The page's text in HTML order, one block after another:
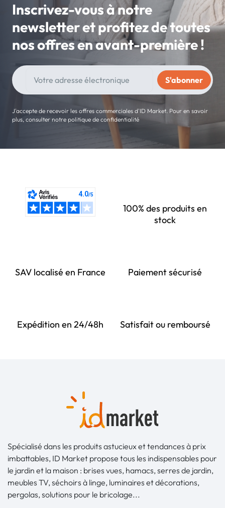
Inscrivez-vous à notre
newsletter et profitez de toutes
nos offres en avant-première !
J'accepte de recevoir les offres commerciales d'ID Market. Pour en savoir
plus, consulter notre politique de confidentialité
100% des produits en
stock
SAV localisé en France Paiement sécurisé
Expédition en 24/48h Satisfait ou remboursé
Spécialisé dans les produits astucieux et tendances à prix
imbattables, ID Market propose tous les indispensables pour
le jardin et la maison : brises vues, hamacs, serres de jardin,
meubles TV, séchoirs à linge, luminaires et décorations,
pergolas, solutions pour le bricolage...